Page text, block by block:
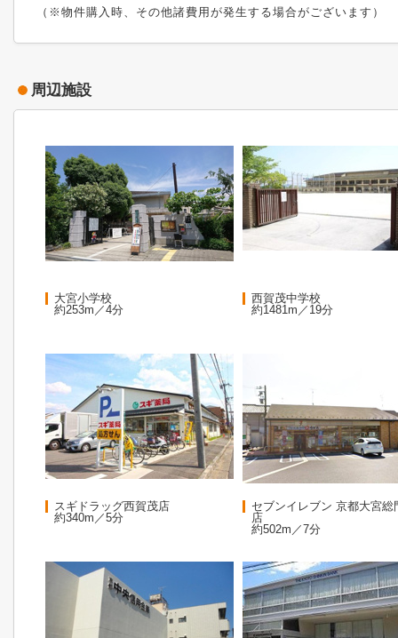
（※物件購入時、その他諸費用が発生する場合がございます）
周辺施設
大宮小学校
約253m／4分
西賀茂中学校
約1481m／19分
スギドラッグ西賀茂店
約340m／5分
セブンイレブン 京都大宮総
店
約502m／7分